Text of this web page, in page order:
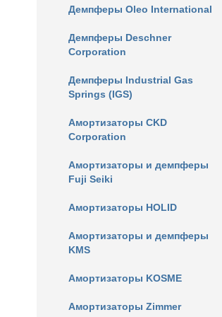
Демпферы Oleo International
Демпферы Deschner
Corporation
Демпферы Industrial Gas
Springs (IGS)
Амортизаторы CKD
Corporation
Амортизаторы и демпферы
Fuji Seiki
Амортизаторы HOLID
Амортизаторы и демпферы
KMS
Амортизаторы KOSME
Амортизаторы Zimmer